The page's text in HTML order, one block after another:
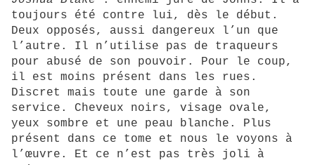
toujours été contre lui, dès le début.
Deux opposés, aussi dangereux l’un que
l’autre. Il n’utilise pas de traqueurs
pour abusé de son pouvoir. Pour le coup,
il est moins présent dans les rues.
Discret mais toute une garde à son
service. Cheveux noirs, visage ovale,
yeux sombre et une peau blanche. Plus
présent dans ce tome et nous le voyons à
l’œuvre. Et ce n’est pas très joli à